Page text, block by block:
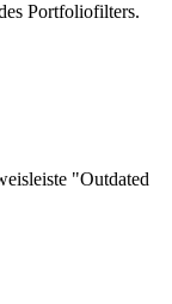
Portfoliofilters.
"Outdated